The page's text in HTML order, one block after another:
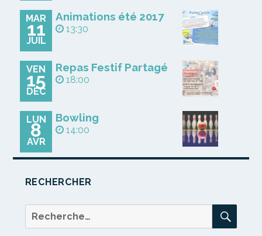
MAR
11
JUIL
Animations été 2017
13:30
VEN
15
DÉC
Repas Festif Partagé
18:00
LUN
8
AVR
Bowling
14:00
RECHERCHER
Recherche